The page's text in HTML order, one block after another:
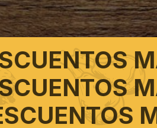
LOS
LOS
LOS